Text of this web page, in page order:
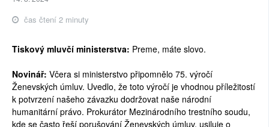
čas čtení 2 minuty
Tiskový mluvčí ministerstva: Preme, máte slovo.
Novinář: Včera si ministerstvo připomnělo 75. výročí
Ženevských úmluv. Uvedlo, že toto výročí je vhodnou příležitostí
k potvrzení našeho závazku dodržovat naše národní
humanitární právo. Prokurátor Mezinárodního trestního soudu,
kde se často řeší porušování Ženevských úmluv, usiluje o